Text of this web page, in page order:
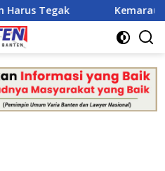
Kemarau Ekstrem